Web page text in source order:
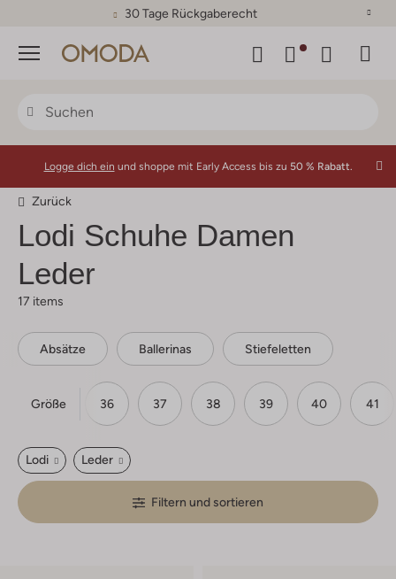
30 Tage Rückgaberecht
Menü
Logge dich ein und shoppe mit Early Access bis zu 50 % Rabatt.
Zurück
Lodi Schuhe Damen
Leder
17 items
Absätze Ballerinas Stiefeletten
Größe
35 36 37 38 39 40 41
Lodi Leder
Filtern und sortieren